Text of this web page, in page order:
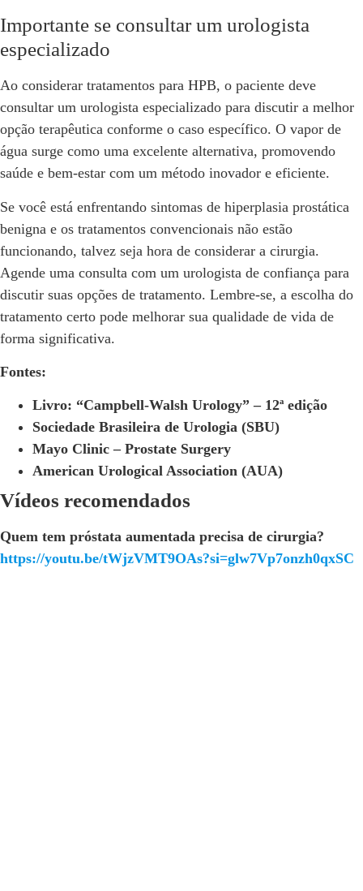
Importante se consultar um urologista
especializado
Ao considerar tratamentos para HPB, o paciente deve
consultar um urologista especializado para discutir a melhor
opção terapêutica conforme o caso específico. O vapor de
água surge como uma excelente alternativa, promovendo
saúde e bem-estar com um método inovador e eficiente.
Se você está enfrentando sintomas de hiperplasia prostática
benigna e os tratamentos convencionais não estão
funcionando, talvez seja hora de considerar a cirurgia.
Agende uma consulta com um urologista de confiança para
discutir suas opções de tratamento. Lembre-se, a escolha do
tratamento certo pode melhorar sua qualidade de vida de
forma significativa.
Fontes:
Livro: “Campbell-Walsh Urology” – 12ª edição
Sociedade Brasileira de Urologia (SBU)
Mayo Clinic – Prostate Surgery
American Urological Association (AUA)
Vídeos recomendados
Quem tem próstata aumentada precisa de cirurgia?
https://youtu.be/tWjzVMT9OAs?si=glw7Vp7onzh0qxSC